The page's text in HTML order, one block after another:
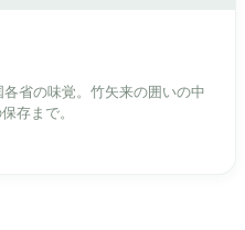
省の味覚。竹矢来の囲いの中
存まで。